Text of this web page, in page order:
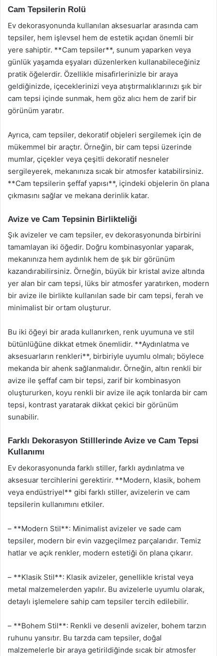
Cam Tepsilerin Rolü
Ev dekorasyonunda kullanılan aksesuarlar arasında cam
tepsiler, hem işlevsel hem de estetik açıdan önemli bir
yere sahiptir. **Cam tepsiler**, sunum yaparken veya
günlük yaşamda eşyaları düzenlerken kullanabileceğiniz
pratik öğelerdir. Özellikle misafirlerinizle bir araya
geldiğinizde, içeceklerinizi veya atıştırmalıklarınızı şık bir
cam tepsi içinde sunmak, hem göz alıcı hem de zarif bir
görünüm yaratır.
Ayrıca, cam tepsiler, dekoratif objeleri sergilemek için de
mükemmel bir araçtır. Örneğin, bir cam tepsi üzerinde
mumlar, çiçekler veya çeşitli dekoratif nesneler
sergileyerek, mekanınıza sıcak bir atmosfer katabilirsiniz.
**Cam tepsilerin şeffaf yapısı**, içindeki objelerin ön plana
çıkmasını sağlar ve mekana derinlik katar.
Avize ve Cam Tepsinin Birlikteliği
Şık avizeler ve cam tepsiler, ev dekorasyonunda birbirini
tamamlayan iki öğedir. Doğru kombinasyonlar yaparak,
mekanınıza hem aydınlık hem de şık bir görünüm
kazandırabilirsiniz. Örneğin, büyük bir kristal avize altında
yer alan bir cam tepsi, lüks bir atmosfer yaratırken, modern
bir avize ile birlikte kullanılan sade bir cam tepsi, ferah ve
minimalist bir ortam oluşturur.
Bu iki öğeyi bir arada kullanırken, renk uyumuna ve stil
bütünlüğüne dikkat etmek önemlidir. **Aydınlatma ve
aksesuarların renkleri**, birbiriyle uyumlu olmalı; böylece
mekanda bir ahenk sağlanmalıdır. Örneğin, altın renkli bir
avize ile şeffaf cam bir tepsi, zarif bir kombinasyon
oluştururken, koyu renkli bir avize ile açık tonlarda bir cam
tepsi, kontrast yaratarak dikkat çekici bir görünüm
sunabilir.
Farklı Dekorasyon Stilllerinde Avize ve Cam Tepsi
Kullanımı
Ev dekorasyonunda farklı stiller, farklı aydınlatma ve
aksesuar tercihlerini gerektirir. **Modern, klasik, bohem
veya endüstriyel** gibi farklı stiller, avizelerin ve cam
tepsilerin kullanımını etkiler.
– **Modern Stil**: Minimalist avizeler ve sade cam
tepsiler, modern bir evin vazgeçilmez parçalarıdır. Temiz
hatlar ve açık renkler, modern estetiği ön plana çıkarır.
– **Klasik Stil**: Klasik avizeler, genellikle kristal veya
metal malzemelerden yapılır. Bu avizelerle uyumlu olarak,
detaylı işlemelere sahip cam tepsiler tercih edilebilir.
– **Bohem Stil**: Renkli ve desenli avizeler, bohem tarzın
ruhunu yansıtır. Bu tarzda cam tepsiler, doğal
malzemelerle bir araya getirildiğinde sıcak bir atmosfer